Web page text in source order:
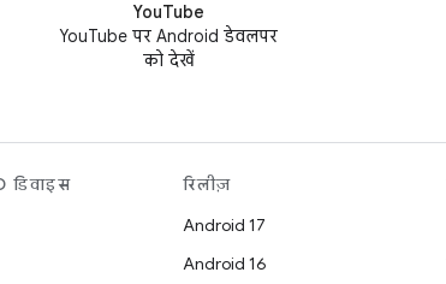
YouTube
YouTube पर Android डेवलपर
को देखें
डिवाइस
रिलीज़
Android 17
Android 16